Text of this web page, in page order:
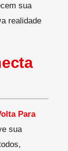
sua
realidade
Para
sua